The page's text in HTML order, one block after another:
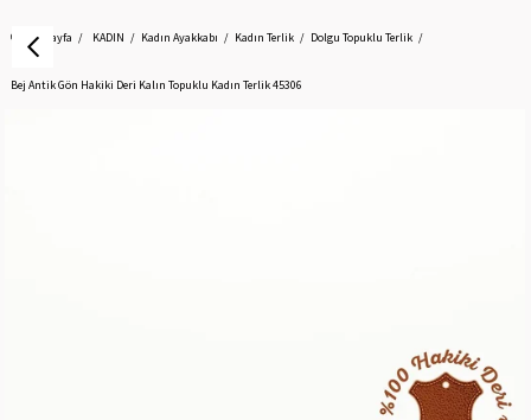
Anasayfa KADIN Kadın Ayakkabı Kadın Terlik Dolgu Topuklu Terlik
Bej Antik Gön Hakiki Deri Kalın Topuklu Kadın Terlik 45306